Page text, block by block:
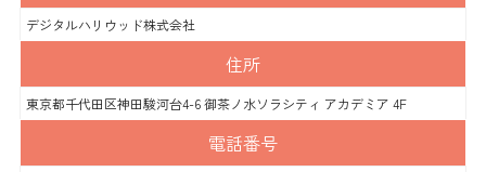
デジタルハリウッド株式会社
住所
東京都千代田区神田駿河台4-6 御茶ノ水ソラシティ アカデミア 4F
電話番号